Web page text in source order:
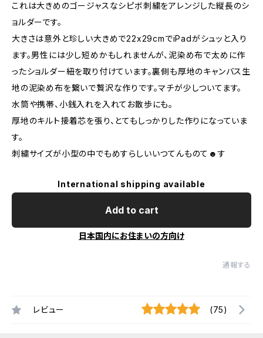
これは大きめのゴージャスなシピボ刺繍をアレンジした縦長のシ
ョルダーです。
大きさは意外と珍しい大きめで22x29cmでiPadがシュッと入り
ます。男性には少し短めかもしれませんが、泥染め布で太めに作
ったショルダー紐を取り付けています。裏側も厚地のキャンバス生
地の泥染め布を繋いで贅沢な作りです。マチが少しついてます。
水筒や携帯、小銭入れを入れてお散歩にも。
厚地のキルト接着芯を張り、とてもしっかりした作りになっていま
す。
刺繍サイズが小型の中でもめすらしいいつてんものて☻す
International shipping available
Add to cart
日本国内にお住まいの方向け
通報する
レビュー (75)